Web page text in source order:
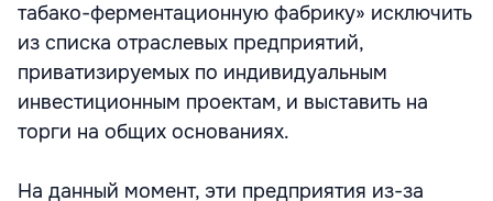
табако-ферментационную фабрику» исключить
из списка отраслевых предприятий,
приватизируемых по индивидуальным
инвестиционным проектам, и выставить на
торги на общих основаниях.
На данный момент, эти предприятия из-за